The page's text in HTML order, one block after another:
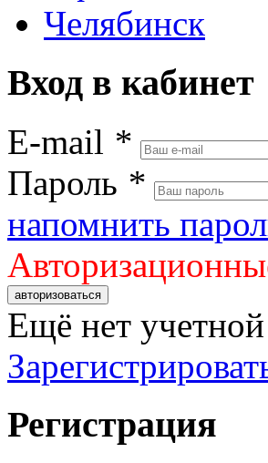
Челябинск
Вход в кабинет
E-mail *
Пароль *
напомнить
авторизоваться
Ещё нет учетной
Регистрация